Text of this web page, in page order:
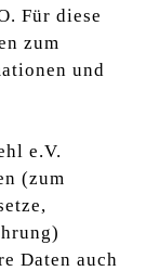
Für diese
zum
und
e.V.
(zum
Daten auch